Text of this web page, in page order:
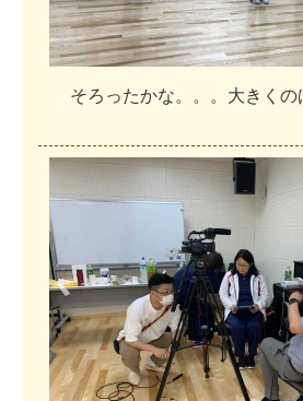
そろ ったかな。 。 。 大き く の